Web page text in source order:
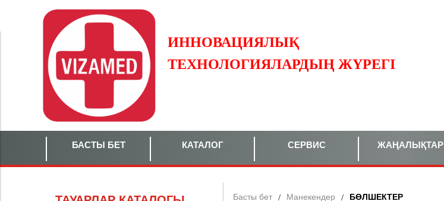
ИННОВАЦИЯЛЫҚ
ТЕХНОЛОГИЯЛАРДЫҢ ЖҮРЕГІ
БАСТЫ БЕТ КАТАЛОГ СЕРВИС ЖАҢАЛЫҚТАР
Басты бет Манекендер БӨЛШЕКТЕР